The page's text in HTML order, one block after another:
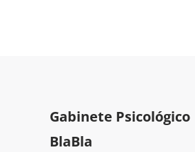
Gabinete Psicológico
BlaBla